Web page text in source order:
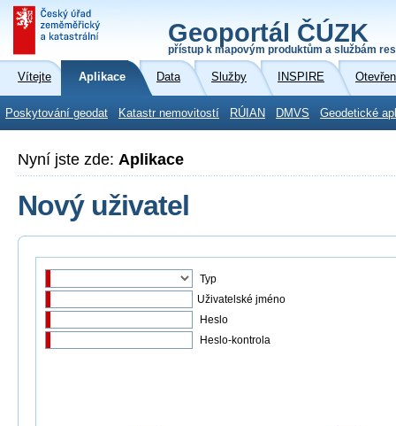
Geoportál ČÚZK
přístup k mapovým produktům a službám
Vítejte Aplikace Data Služby INSPIRE
Poskytování geodat Katastr nemovitostí RÚIAN DMVS Geodetické
Nyní jste zde: Aplikace
Nový uživatel
Typ
Uživatelské jméno
Heslo
Heslo-kontrola